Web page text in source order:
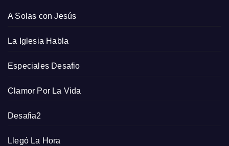
A Solas con Jesús
La Iglesia Habla
Especiales Desafio
Clamor Por La Vida
Desafia2
Llegó La Hora